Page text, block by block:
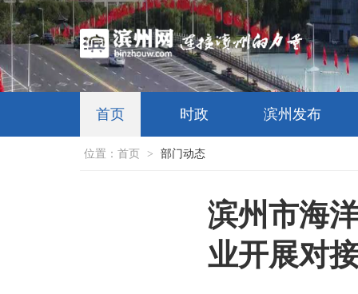
首页 时政 滨州发布
位置： 首页 > 部门动态
滨州市海
业开展对